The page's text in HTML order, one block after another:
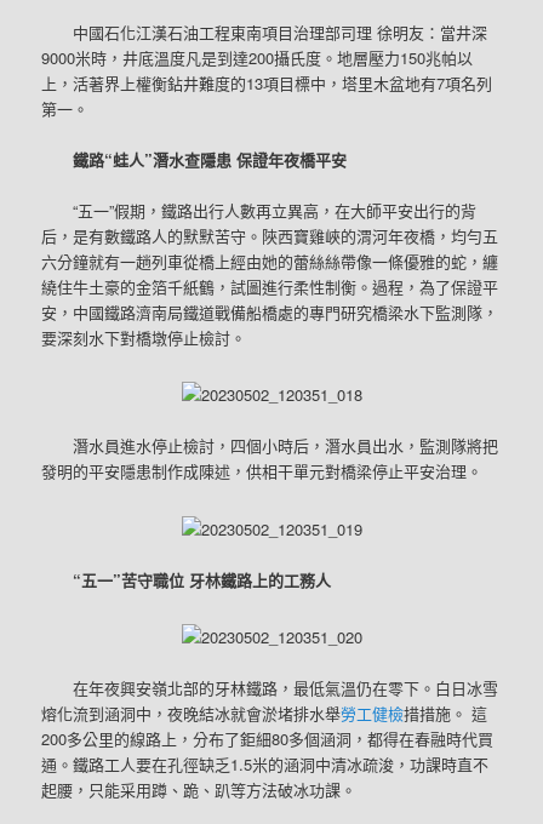
中國石化江漢石油工程東南項目治理部司理 徐明友：當井深
9000米時，井底溫度凡是到達200攝氏度。地層壓力150兆帕以
上，活著界上權衡鉆井難度的13項目標中，塔里木盆地有7項名列
第一。
鐵路“蛙人”潛水查隱患 保證年夜橋平安
“五一”假期，鐵路出行人數再立異高，在大師平安出行的背
后，是有數鐵路人的默默苦守。陜西寶雞峽的渭河年夜橋，均勻五
六分鐘就有一趟列車從橋上經由她的蕾絲絲帶像一條優雅的蛇，纏
繞住牛土豪的金箔千紙鶴，試圖進行柔性制衡。過程，為了保證平
安，中國鐵路濟南局鐵道戰備船橋處的專門研究橋梁水下監測隊，
要深刻水下對橋墩停止檢討。
潛水員進水停止檢討，四個小時后，潛水員出水，監測隊將把
發明的平安隱患制作成陳述，供相干單元對橋梁停止平安治理。
“五一”苦守職位 牙林鐵路上的工務人
在年夜興安嶺北部的牙林鐵路，最低氣溫仍在零下。白日冰雪
熔化流到涵洞中，夜晚結冰就會淤堵排水舉勞工健檢措措施。 這
200多公里的線路上，分布了鉅細80多個涵洞，都得在春融時代買
通。鐵路工人要在孔徑缺乏1.5米的涵洞中清冰疏浚，功課時直不
起腰，只能采用蹲、跪、趴等方法破冰功課。